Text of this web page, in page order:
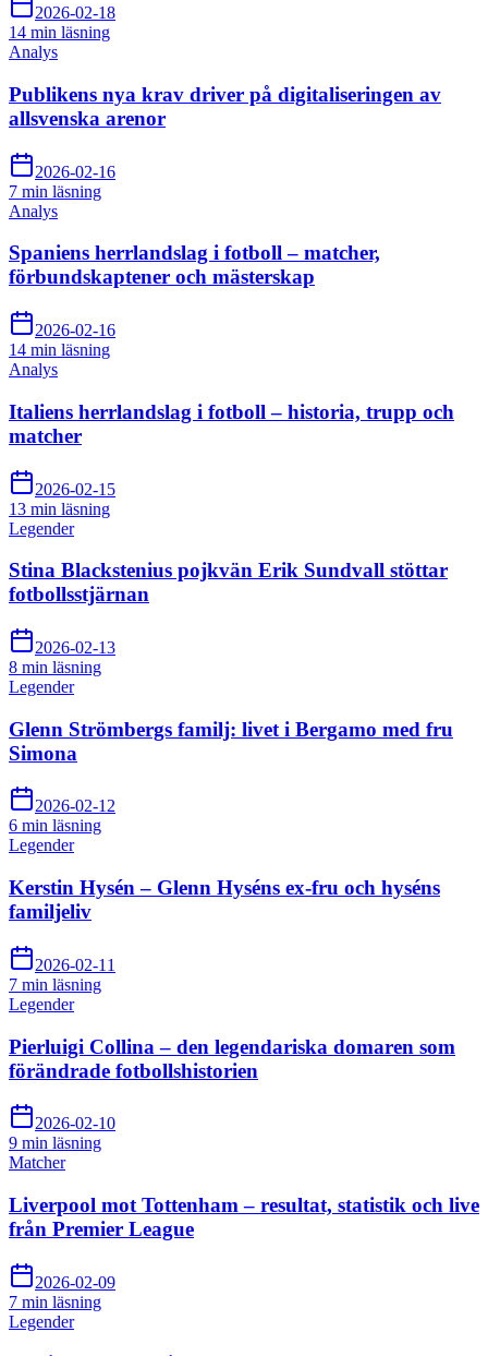
2026-02-18
14 min läsning
Analys
Publikens nya krav driver på digitaliseringen av
allsvenska arenor
2026-02-16
7 min läsning
Analys
Spaniens herrlandslag i fotboll – matcher,
förbundskaptener och mästerskap
2026-02-16
14 min läsning
Analys
Italiens herrlandslag i fotboll – historia, trupp och
matcher
2026-02-15
13 min läsning
Legender
Stina Blackstenius pojkvän Erik Sundvall stöttar
fotbollsstjärnan
2026-02-13
8 min läsning
Legender
Glenn Strömbergs familj: livet i Bergamo med fru
Simona
2026-02-12
6 min läsning
Legender
Kerstin Hysén – Glenn Hyséns ex-fru och hyséns
familjeliv
2026-02-11
7 min läsning
Legender
Pierluigi Collina – den legendariska domaren som
förändrade fotbollshistorien
2026-02-10
9 min läsning
Matcher
Liverpool mot Tottenham – resultat, statistik och live
från Premier League
2026-02-09
7 min läsning
Legender